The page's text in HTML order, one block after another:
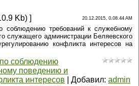
Kb) ] 20.12.2015, 0.08.44 AM
соблюдению требований к служебному
служащего администрации Беляевского
конфликта интересов на
соблюдению
поведению и
интересов
Добавил: admin